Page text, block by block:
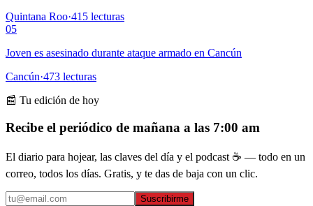
Quintana Roo·415 lecturas
05
Joven es asesinado durante ataque armado en Cancún
Cancún·473 lecturas
📰 Tu edición de hoy
Recibe el periódico de mañana a las 7:00 am
El diario para hojear, las claves del día y el podcast ☕ — todo en un
correo, todos los días. Gratis, y te das de baja con un clic.
Suscribirme